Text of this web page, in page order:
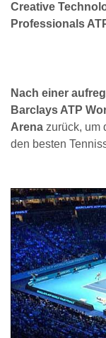
Creative
Professionals
Nach einer
Barclays ATP
Arena zurück, um
den besten